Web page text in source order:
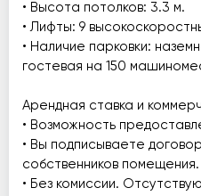
• Высота потолков: 3.3 м.
• Лифты: 9
• Наличие парковки:
гостевая на 150
Арендная ставка и
• Возможность
• Вы подписываете
собственников помещения.
• Без комиссии.